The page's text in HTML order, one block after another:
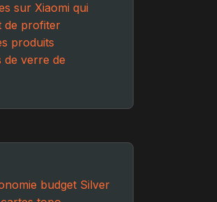
sur Xiaomi qui
de profiter
produits
de verre de
budget Silver